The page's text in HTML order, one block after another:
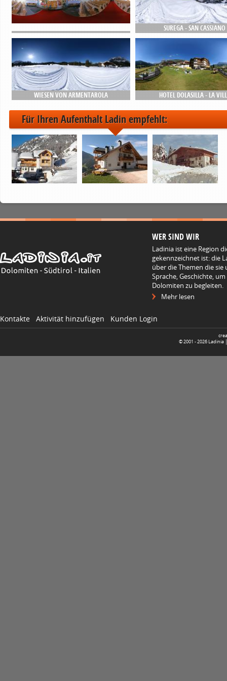
SUREGA - SAN CASSIANO
WIESEN VON ARMENTAROLA HOTEL DOLASILLA - LA
Für Ihren Aufenthalt Ladin empfehlt:
WER SIND WIR
Ladinia ist eine Region
gekennzeichnet ist: die
über die Themen die
Sprache, Geschichte,
Dolomiten zu begleiten.
Mehr lesen
Kontakte Aktivität hinzufügen Kunden Login
© 2001 -2026 Ladinia